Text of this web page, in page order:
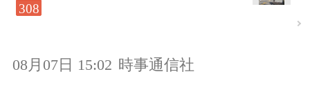
308
08月07日 15:02 時事通信社